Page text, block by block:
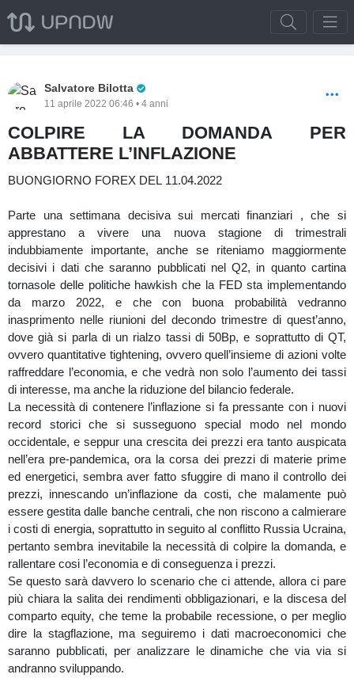
Salvatore Bilotta
11 aprile 2022 06:46 • 4 anni
COLPIRE LA DOMANDA PER
ABBATTERE L’INFLAZIONE
BUONGIORNO FOREX DEL 11.04.2022
Parte una settimana decisiva sui mercati finanziari , che si
apprestano a vivere una nuova stagione di trimestrali
indubbiamente importante, anche se riteniamo maggiormente
decisivi i dati che saranno pubblicati nel Q2, in quanto cartina
tornasole delle politiche hawkish che la FED sta implementando
da marzo 2022, e che con buona probabilità vedranno
inasprimento nelle riunioni del decondo trimestre di quest’anno,
dove già si parla di un rialzo tassi di 50Bp, e soprattutto di QT,
ovvero quantitative tightening, ovvero quell’insieme di azioni volte
raffreddare l’economia, e che vedrà non solo l’aumento dei tassi
di interesse, ma anche la riduzione del bilancio federale.
La necessità di contenere l’inflazione si fa pressante con i nuovi
record storici che si susseguono special modo nel mondo
occidentale, e seppur una crescita dei prezzi era tanto auspicata
nell’era pre-pandemica, ora la corsa dei prezzi di materie prime
ed energetici, sembra aver fatto sfuggire di mano il controllo dei
prezzi, innescando un’inflazione da costi, che malamente può
essere gestita dalle banche centrali, che non riscono a calmierare
i costi di energia, soprattutto in seguito al conflitto Russia Ucraina,
pertanto sembra inevitabile la necessità di colpire la domanda, e
rallentare cosi l’economia e di conseguenza i prezzi.
Se questo sarà davvero lo scenario che ci attende, allora ci pare
più chiara la salita dei rendimenti obbligazionari, e la discesa del
comparto equity, che teme la probabile recessione, o per meglio
dire la stagflazione, ma seguiremo i dati macroeconomici che
saranno pubblicati, per analizzare le dinamiche che via via si
andranno sviluppando.